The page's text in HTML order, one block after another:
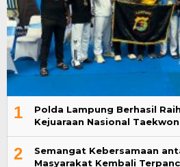
1
Polda Lampung Berhasil
Kejuaraan Nasional
2
Semangat Kebersamaan
Masyarakat Kembali